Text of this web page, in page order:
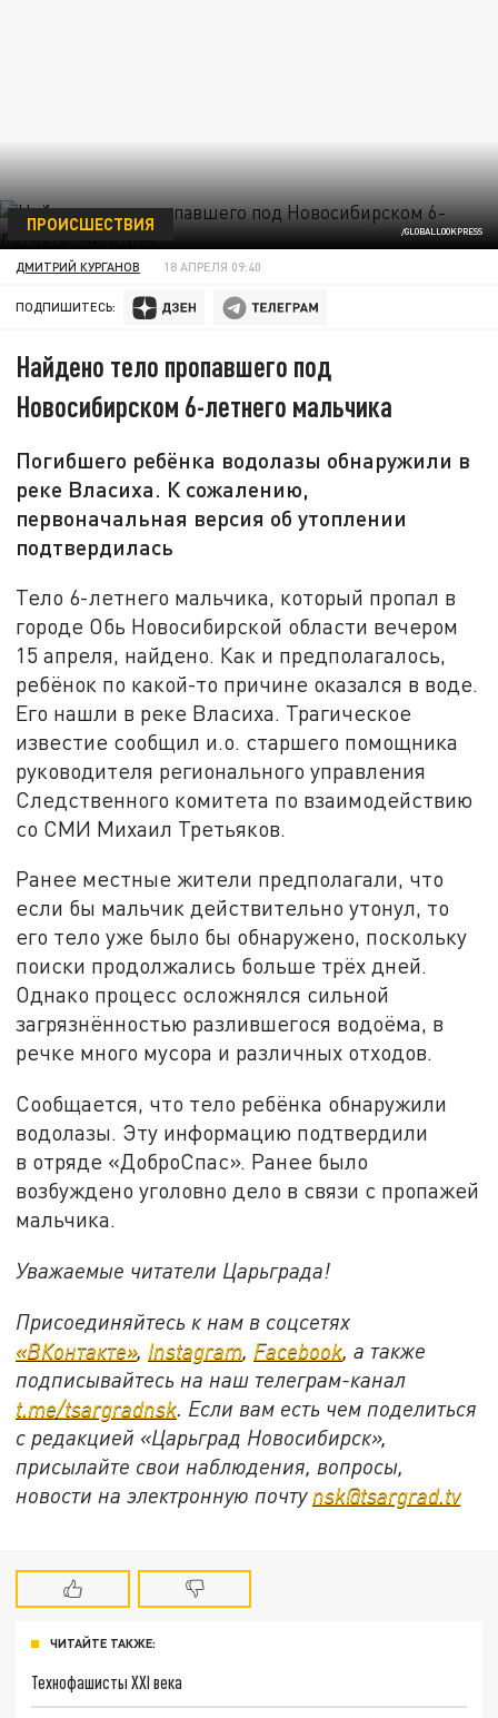
/GLOBALLOOKPRESS
ПРОИСШЕСТВИЯ
ДМИТРИЙ КУРГАНОВ 18 АПРЕЛЯ 09:40
ПОДПИШИТЕСЬ:
Найдено тело пропавшего под
Новосибирском 6-летнего мальчика
Погибшего ребёнка водолазы обнаружили в
реке Власиха. К сожалению,
первоначальная версия об утоплении
подтвердилась
Тело 6-летнего мальчика, который пропал в
городе Обь Новосибирской области вечером
15 апреля, найдено. Как и предполагалось,
ребёнок по какой-то причине оказался в воде.
Его нашли в реке Власиха. Трагическое
известие сообщил и.о. старшего помощника
руководителя регионального управления
Следственного комитета по взаимодействию
со СМИ Михаил Третьяков.
Ранее местные жители предполагали, что
если бы мальчик действительно утонул, то
его тело уже было бы обнаружено, поскольку
поиски продолжались больше трёх дней.
Однако процесс осложнялся сильной
загрязнённостью разлившегося водоёма, в
речке много мусора и различных отходов.
Сообщается, что тело ребёнка обнаружили
водолазы. Эту информацию подтвердили
в отряде «ДоброСпас». Ранее было
возбуждено уголовно дело в связи с пропажей
мальчика.
Уважаемые читатели Царьграда!
Присоединяйтесь к нам в соцсетях
«ВКонтакте», Instagram Facebook , а также
подписывайтесь на наш телеграм-канал
t. me/tsargradnsk . Если вам есть чем поделиться
с редакцией «Царьград Новосибирск»,
присылайте свои наблюдения, вопросы,
новости на электронную почту nsk@tsargrad. tv
ЧИТАЙТЕ ТАКЖЕ:
Технофашисты XXI века